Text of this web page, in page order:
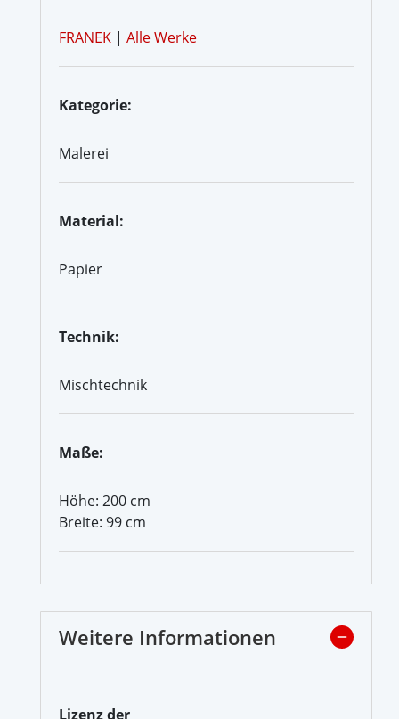
FRANEK | Alle Werke
Kategorie:
Malerei
Material:
Papier
Technik:
Mischtechnik
Maße:
Höhe: 200 cm
Breite: 99 cm
Weitere Informationen
Lizenz der